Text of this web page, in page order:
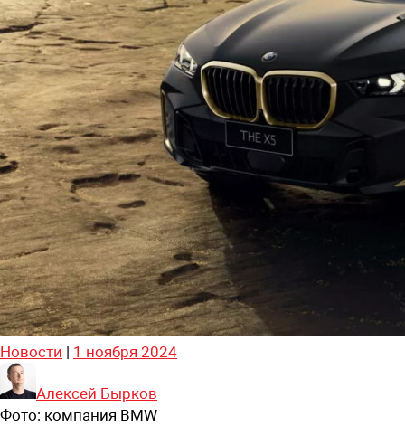
Новости | 1 ноября 2024
Алексей Бырков
Фото: компания BMW